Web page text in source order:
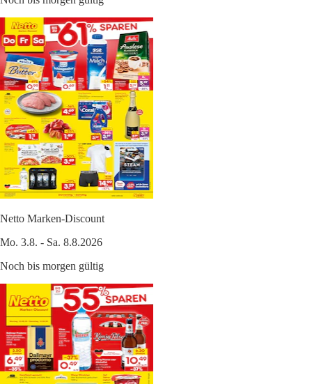
Netto Marken-Discount
Mo. 3.8. - Sa. 8.8.2026
Noch bis morgen gültig